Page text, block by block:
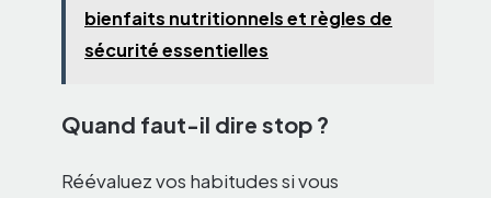
bienfaits nutritionnels et règles de
sécurité essentielles
Quand faut-il dire stop ?
Réévaluez vos habitudes si vous